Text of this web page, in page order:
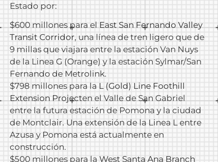
Estado por:
$600 millones para el East San Fernando Valley
Transit Corridor, una línea de tren ligero que de
9 millas que viajara entre la estación Van Nuys
de la Linea G (Orange) y la estación Sylmar/San
Fernando de Metrolink.
$798 millones para la L (Gold) Line Foothill
Extension Projecten el Valle de San Gabriel
entre la futura estación de Pomona y la ciudad
de Montclair. Una extensión de la Linea L entre
Azusa y Pomona está actualmente en
construcción.
$500 millones para la West Santa Ana Branch